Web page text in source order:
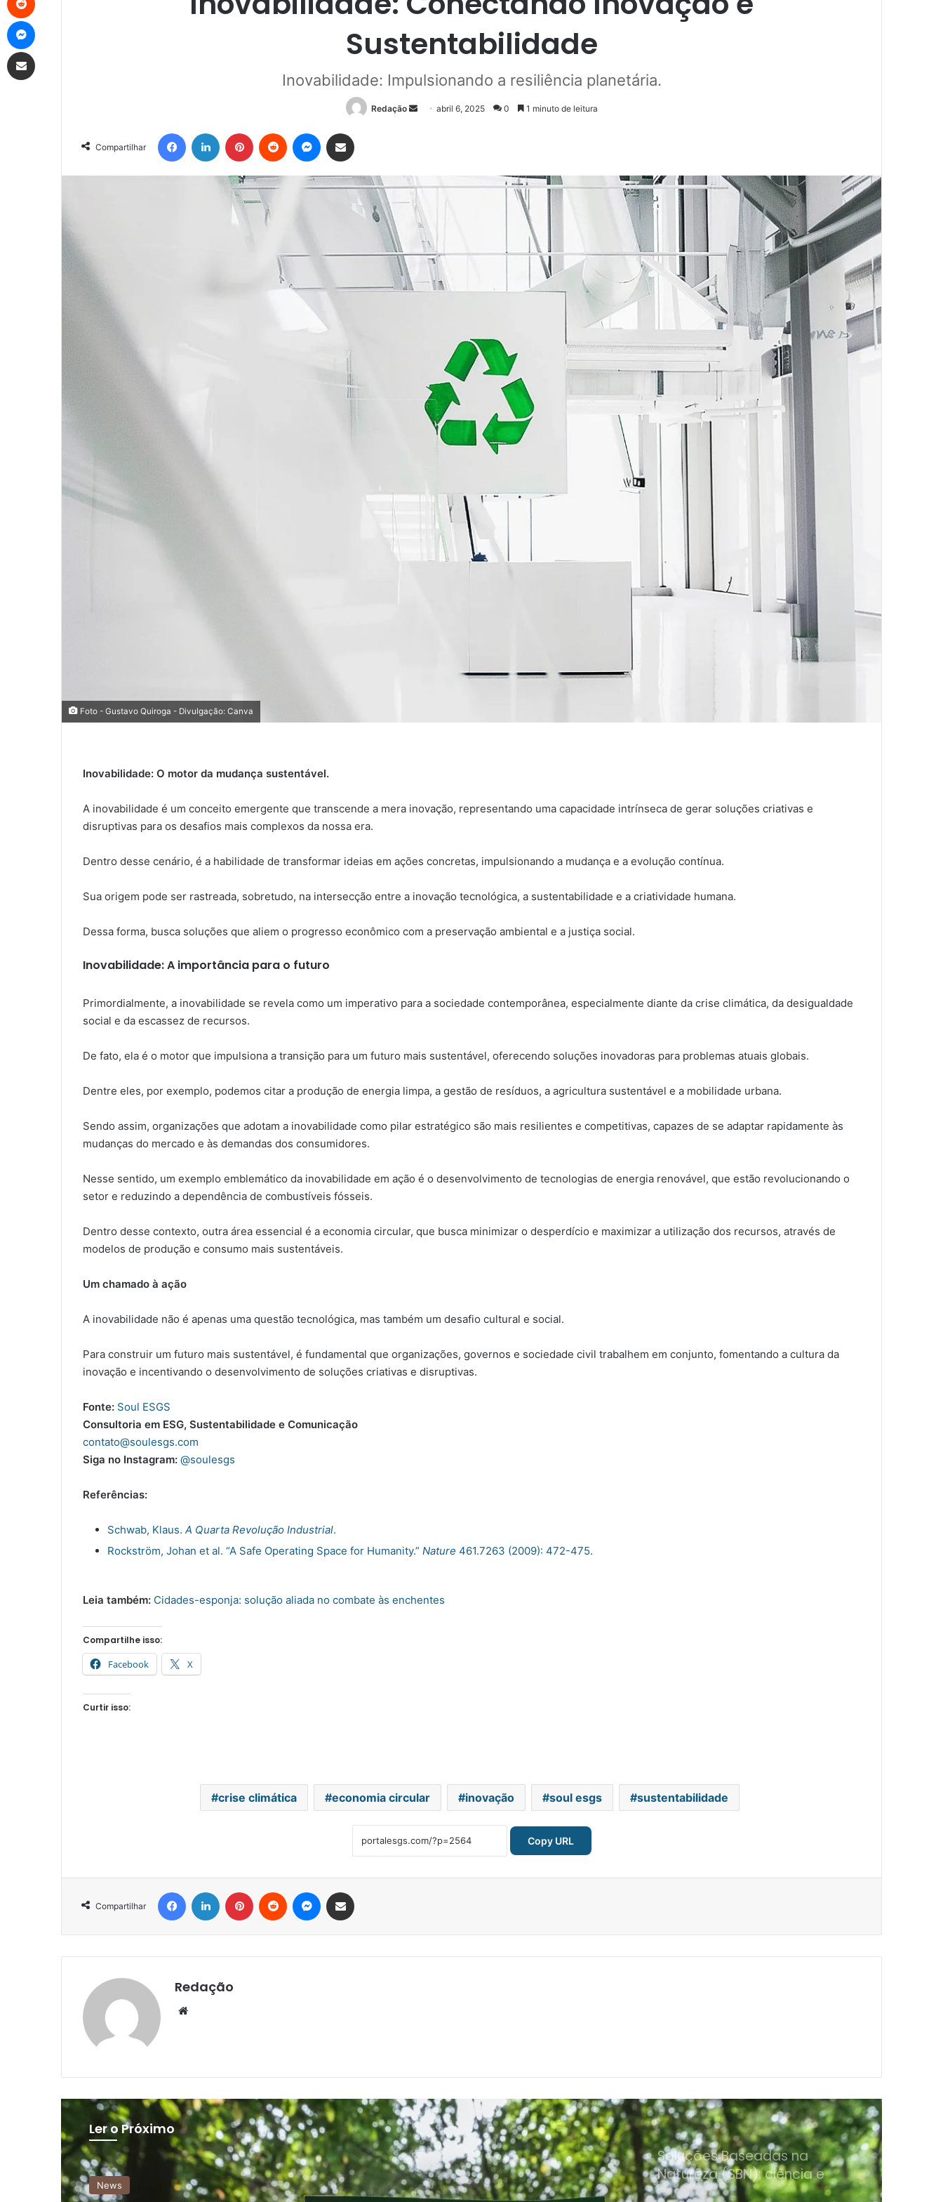
Sustentabilidade
Inovabilidade: Impulsionando a resiliência planetária.
Redação
Mandeabril 6, 2025 0 1 minuto de leitura
Compartilhar
FacebookLinkedin Pinterest Reddit Messenger
Foto - Gustavo Quiroga - Divulgação: Canva
Inovabilidade: O motor da mudança sustentável.
A inovabilidade é um conceito emergente que transcende a mera inovação, representando uma capacidade intrínseca de gerar soluções criativas e
disruptivas para os desafios mais complexos da nossa era.
Dentro desse cenário, é a habilidade de transformar ideias em ações concretas, impulsionando a mudança e a evolução contínua.
Sua origem pode ser rastreada, sobretudo, na intersecção entre a inovação tecnológica, a sustentabilidade e a criatividade humana.
Dessa forma, busca soluções que aliem o progresso econômico com a preservação ambiental e a justiça social.
Inovabilidade: A importância para o futuro
Primordialmente, a inovabilidade se revela como um imperativo para a sociedade contemporânea, especialmente diante da crise climática, da desigualdade
social e da escassez de recursos.
De fato, ela é o motor que impulsiona a transição para um futuro mais sustentável, oferecendo soluções inovadoras para problemas atuais globais.
Dentre eles, por exemplo, podemos citar a produção de energia limpa, a gestão de resíduos, a agricultura sustentável e a mobilidade urbana.
Sendo assim, organizações que adotam a inovabilidade como pilar estratégico são mais resilientes e competitivas, capazes de se adaptar rapidamente às
mudanças do mercado e às demandas dos consumidores.
Nesse sentido, um exemplo emblemático da inovabilidade em ação é o desenvolvimento de tecnologias de energia renovável, que estão revolucionando o
setor e reduzindo a dependência de combustíveis fósseis.
Dentro desse contexto, outra área essencial é a economia circular, que busca minimizar o desperdício e maximizar a utilização dos recursos, através de
modelos de produção e consumo mais sustentáveis.
Um chamado à ação
A inovabilidade não é apenas uma questão tecnológica, mas também um desafio cultural e social.
Para construir um futuro mais sustentável, é fundamental que organizações, governos e sociedade civil trabalhem em conjunto, fomentando a cultura da
inovação e incentivando o desenvolvimento de soluções criativas e disruptivas.
Fonte: Soul ESGS
Consultoria em ESG, Sustentabilidade e Comunicação
contato@soulesgs.com
Siga no Instagram: @soulesgs
Referências:
Schwab, Klaus. A Quarta Revolução Industrial.
Rockström, Johan et al. “A Safe Operating Space for Humanity.” Nature 461.7263 (2009): 472-475.
Leia também: Cidades-esponja: solução aliada no combate às enchentes
Compartilhe isso:
Facebook X
Curtir isso:
crise climática economia circular inovação soul esgs sustentabilidade
Copy URL
Compartilhar
FacebookLinkedin Pinterest Reddit Messenger
Redação
Ler o Próximo
Sustentabilidade
promove sustentabilidade e
Soluções Baseadas na
regeneração
Natura lança Relatório
Integrado 2025